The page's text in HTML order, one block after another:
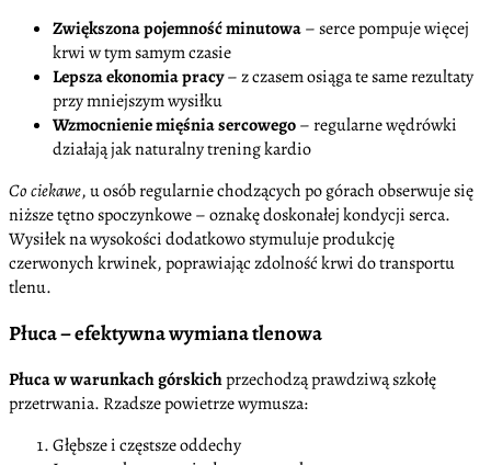
Zwiększona pojemność minutowa– serce pompuje więcej
krwi w tym samym czasie
Lepsza ekonomia pracy– z czasem osiąga te same rezultaty
przy mniejszym wysiłku
Wzmocnienie mięśnia sercowego– regularne wędrówki
działają jak naturalny trening kardio
Co ciekawe, u osób regularnie chodzących po górach obserwuje się
niższe tętno spoczynkowe – oznakę doskonałej kondycji serca.
Wysiłek na wysokości dodatkowo stymuluje produkcję
czerwonych krwinek, poprawiając zdolność krwi do transportu
tlenu.
Płuca – efektywna wymiana tlenowa
Płuca w warunkach górskichprzechodzą prawdziwą szkołę
przetrwania. Rzadsze powietrze wymusza:
Głębsze i częstsze oddechy